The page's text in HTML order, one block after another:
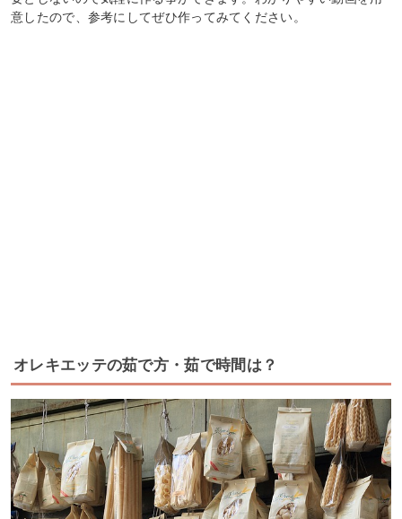
意したので、参考にしてぜひ作ってみてください。
オレキエッテの茹で方・茹で時間は？